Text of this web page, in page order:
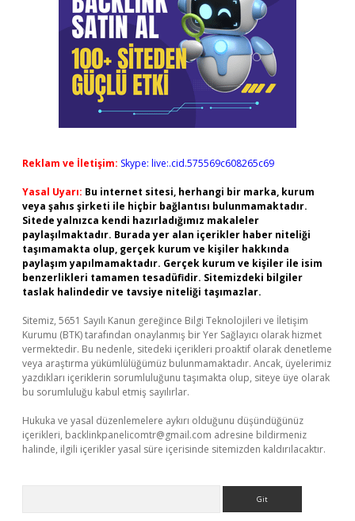
Reklam ve İletişim: Skype: live:.cid.575569c608265c69
Yasal Uyarı: Bu internet sitesi, herhangi bir marka, kurum
veya şahıs şirketi ile hiçbir bağlantısı bulunmamaktadır.
Sitede yalnızca kendi hazırladığımız makaleler
paylaşılmaktadır. Burada yer alan içerikler haber niteliği
taşımamakta olup, gerçek kurum ve kişiler hakkında
paylaşım yapılmamaktadır. Gerçek kurum ve kişiler ile isim
benzerlikleri tamamen tesadüfidir. Sitemizdeki bilgiler
taslak halindedir ve tavsiye niteliği taşımazlar.
Sitemiz, 5651 Sayılı Kanun gereğince Bilgi Teknolojileri ve İletişim
Kurumu (BTK) tarafından onaylanmış bir Yer Sağlayıcı olarak hizmet
vermektedir. Bu nedenle, sitedeki içerikleri proaktif olarak denetleme
veya araştırma yükümlülüğümüz bulunmamaktadır. Ancak, üyelerimiz
yazdıkları içeriklerin sorumluluğunu taşımakta olup, siteye üye olarak
bu sorumluluğu kabul etmiş sayılırlar.
Hukuka ve yasal düzenlemelere aykırı olduğunu düşündüğünüz
içerikleri, backlinkpanelicomtr@gmail.com adresine bildirmeniz
halinde, ilgili içerikler yasal süre içerisinde sitemizden kaldırılacaktır.